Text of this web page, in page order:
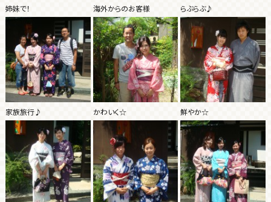
姉妹で！ 海外からのお客様 らぶらぶ♪
家族旅行♪ かわいく☆ 鮮やか☆